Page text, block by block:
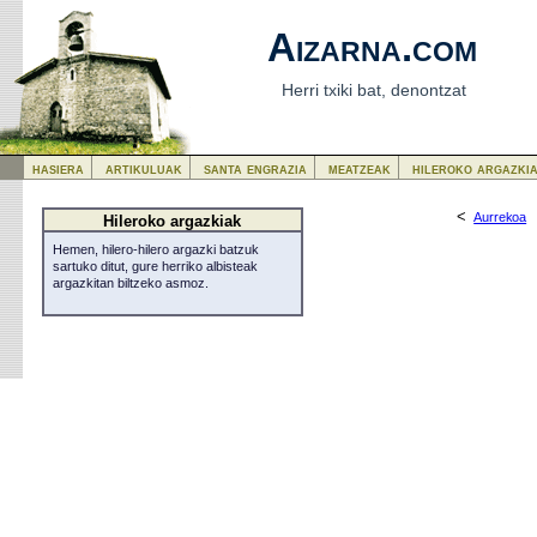
Aizarna.com
Herri txiki bat, denontzat
<Aurrekoa
Hileroko argazkiak
Hemen, hilero-hilero argazki batzuk
sartuko ditut, gure herriko albisteak
argazkitan biltzeko asmoz.
hasiera artikuluak santa engrazia meatzeak hileroko